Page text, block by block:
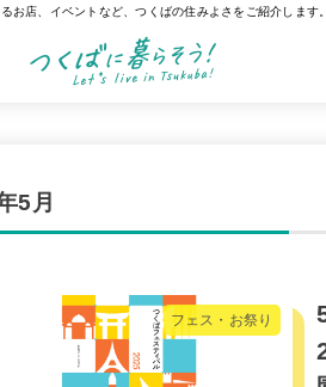
お店、イベントなど、つくばの住みよさをご紹介します
5月
フェス・お祭り